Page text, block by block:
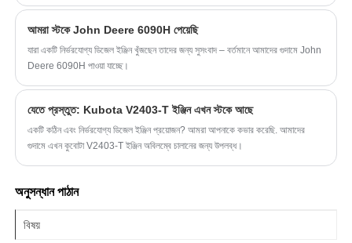
আমরা স্টকে John Deere 6090H পেয়েছি
যারা একটি নির্ভরযোগ্য ডিজেল ইঞ্জিন খুঁজছেন তাদের জন্য সুসংবাদ – বর্তমানে আমাদের গুদামে John
Deere 6090H পাওয়া যাচ্ছে।
যেতে প্রস্তুত: Kubota V2403-T ইঞ্জিন এখন স্টকে আছে
একটি কঠিন এবং নির্ভরযোগ্য ডিজেল ইঞ্জিন প্রয়োজন? আমরা আপনাকে কভার করেছি. আমাদের
গুদামে এখন কুবোটা V2403-T ইঞ্জিন অবিলম্বে চালানের জন্য উপলব্ধ।
অনুসন্ধান পাঠান